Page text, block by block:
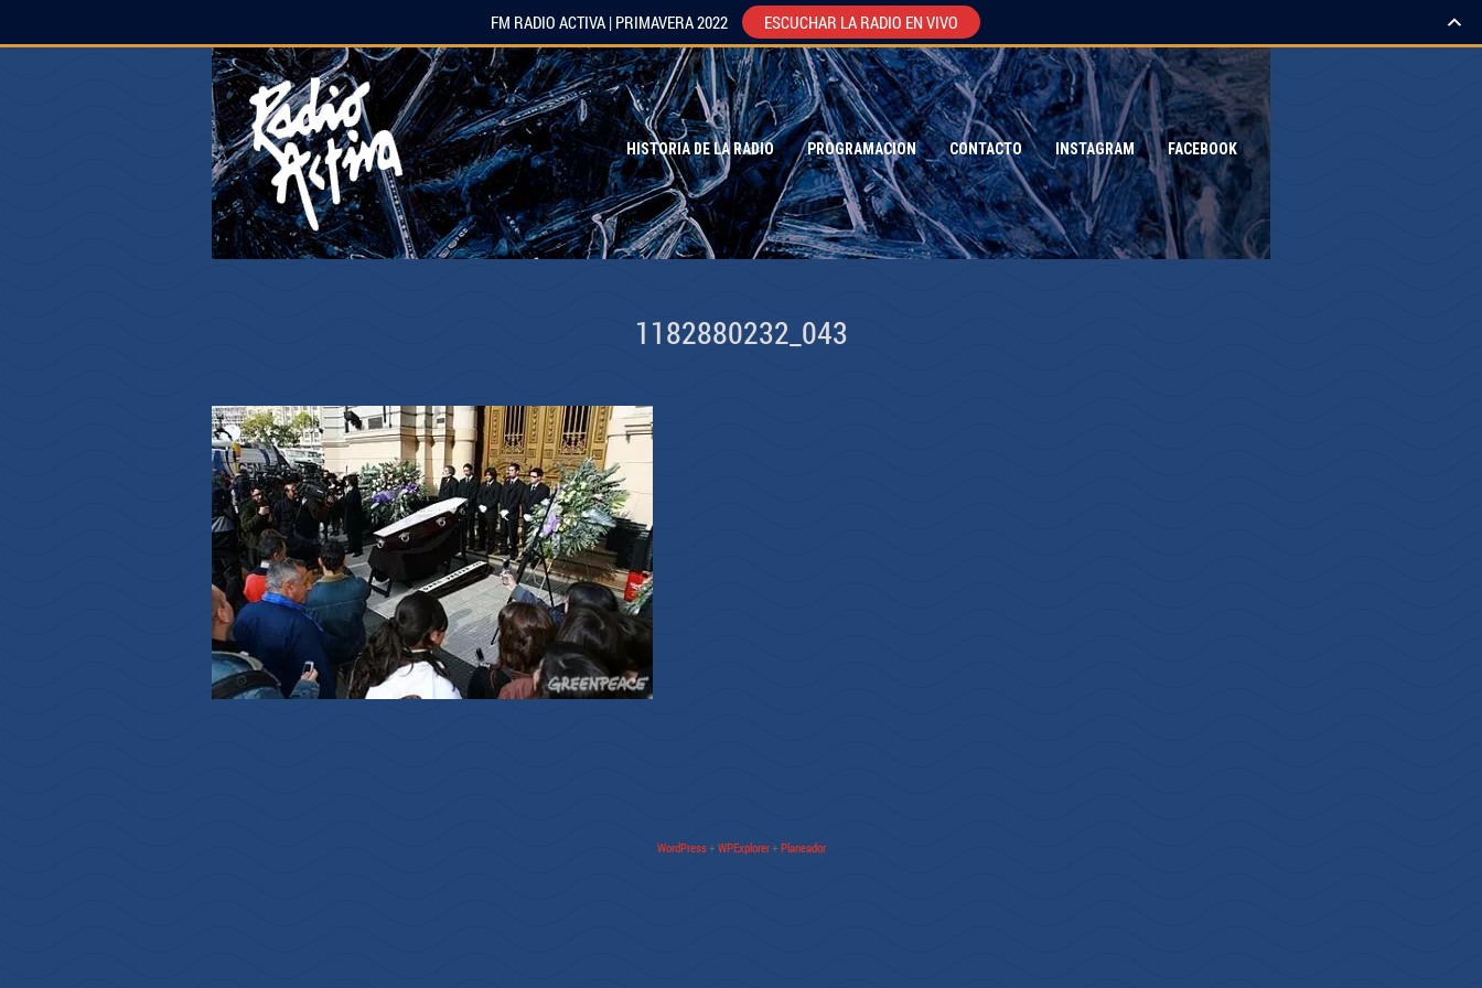
HISTORIA DE LA RADIO PROGRAMACION CONTACTO INSTAGRAM FACEBOOK
1182880232_043
WordPress+ WPExplorer+ Planeador
FM RADIO ACTIVA | PRIMAVERA 2022 ESCUCHAR LA RADIO EN VIVO